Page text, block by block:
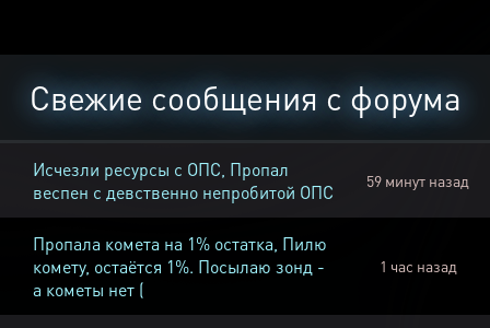
Свежие сообщения с форума
Исчезли ресурсы с ОПС, Пропал
веспен с девственно непробитой ОПС
59 минут назад
Пропала комета на 1% остатка, Пилю
комету, остаётся 1%. Посылаю зонд -
а кометы нет (
1 час назад